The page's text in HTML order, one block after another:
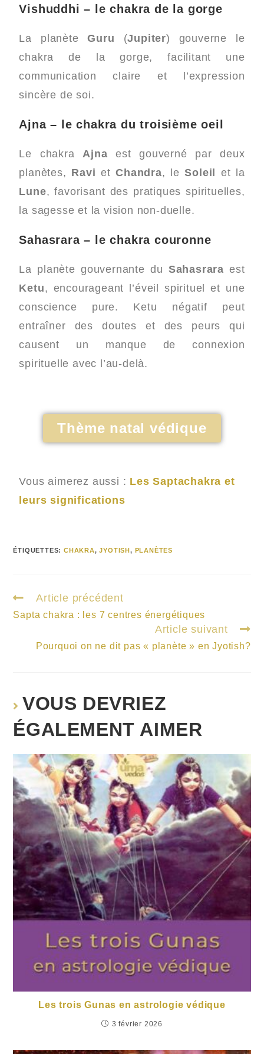
Vishuddhi – le chakra de la gorge
La planèteGuru (Jupiter) gouverne le
chakra de la gorge, facilitant une
communication claire et l’expression
sincère de soi.
Ajna – le chakra du troisième oeil
Le chakraAjna est gouverné par deux
planètes, Ravi etChandra, leSoleil
et la
Lune, favorisant des pratiques spirituelles,
la sagesse et la vision non-duelle.
Sahasrara – le chakra couronne
La planète gouvernante du Sahasrara est
Ketu, encourageant l’éveil spirituel et une
conscience pure. Ketu négatif peut
entraîner des doutes et des peurs qui
causent un manque de connexion
spirituelle avec l’au-delà.
Thème natal védique
Vous aimerez aussi : Les Saptachakra et
leurs significations
ÉTIQUETTES:CHAKRA, JYOTISH, PLANÈTES
Article précédent
Sapta chakra : les 7 centres énergétiques
Article suivant
Pourquoi on ne dit pas « planète » en Jyotish?
VOUS DEVRIEZ
ÉGALEMENT AIMER
Les trois Gunas en astrologie védique
3 février 2026